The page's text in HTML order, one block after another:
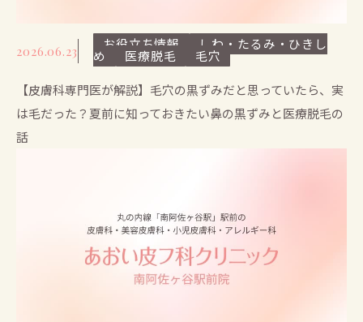
2026.06.23 お役立ち情報 しわ・たるみ・ひきし
め 医療脱毛
毛穴
【皮膚科専門医が解説】毛穴の黒ずみだと思っていたら、実
は毛だった？夏前に知っておきたい鼻の黒ずみと医療脱毛の
話